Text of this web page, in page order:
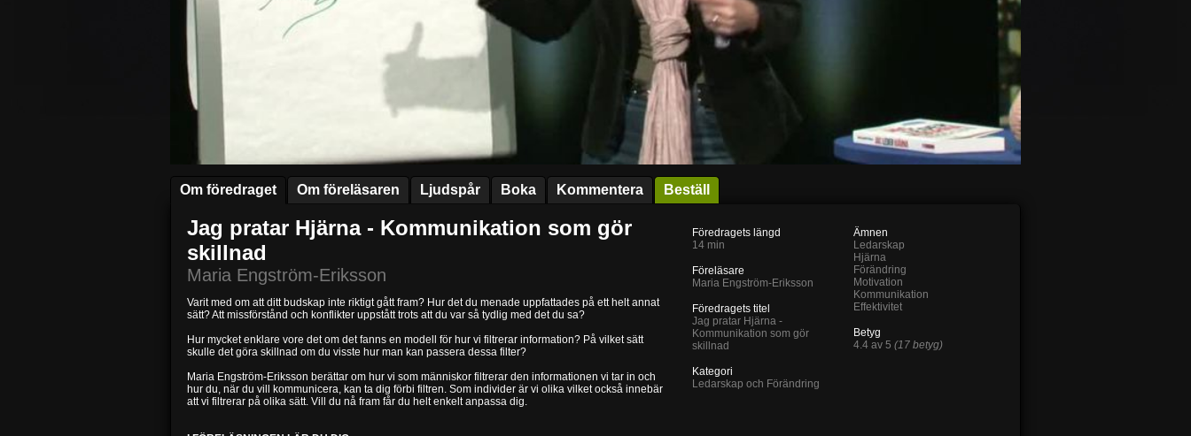
Om föredraget Om föreläsaren Ljudspår Boka Kommentera Beställ
Jag pratar Hjärna - Kommunikation som gör
skillnad
Maria Engström-Eriksson
Varit med om att ditt budskap inte riktigt gått fram? Hur det du menade uppfattades på ett helt annat
sätt? Att missförstånd och konflikter uppstått trots att du var så tydlig med det du sa?
Hur mycket enklare vore det om det fanns en modell för hur vi filtrerar information? På vilket sätt
skulle det göra skillnad om du visste hur man kan passera dessa filter?
Maria Engström-Eriksson berättar om hur vi som människor filtrerar den informationen vi tar in och
hur du, när du vill kommunicera, kan ta dig förbi filtren. Som individer är vi olika vilket också innebär
att vi filtrerar på olika sätt. Vill du nå fram får du helt enkelt anpassa dig.
Föredragets längd
14 min
Föreläsare
Maria Engström-Eriksson
Föredragets titel
Jag pratar Hjärna -
Kommunikation som gör
skillnad
Kategori
Ledarskap och Förändring
Ämnen
Ledarskap
Hjärna
Förändring
Motivation
Kommunikation
Effektivitet
Betyg
4.4 av 5 (17 betyg)